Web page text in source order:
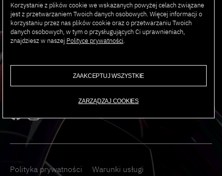
Polityka prywatności Warunki usługi
Korzystanie z plików cookie we wskazanych powyżej celach związane
jest z przetwarzaniem Twoich danych osobowych. Więcej informacji o
korzystaniu przez nas plików cookie oraz o przetwarzaniu Twoich
danych osobowych, w tym o przysługujących Ci uprawnieniach,
znajdziesz w naszej Polityce prywatności.
ZAAKCEPTUJ WSZYSTKIE
ZARZĄDZAJ COOKIES